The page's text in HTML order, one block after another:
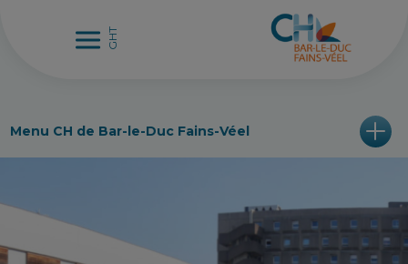
Menu CH de Bar-le-Duc Fains-Véel